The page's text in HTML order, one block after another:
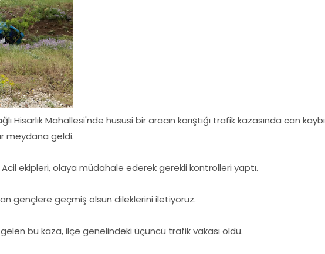
Hisarlık Mahallesi'nde hususi bir aracın karıştığı trafik kazasında can kaybı
meydana geldi.
Acil ekipleri, olaya müdahale ederek gerekli kontrolleri yaptı.
gençlere geçmiş olsun dileklerini iletiyoruz.
bu kaza, ilçe genelindeki üçüncü trafik vakası oldu.